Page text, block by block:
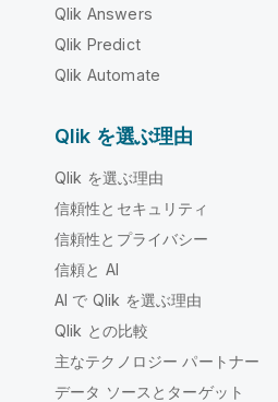
Qlik Answers
Qlik Predict
Qlik Automate
Qlik を選ぶ理由
Qlik を選ぶ理由
信頼性とセキュリティ
信頼性とプライバシー
信頼と AI
AI で Qlik を選ぶ理由
Qlik との比較
主なテクノロジー パートナー
データ ソースとターゲット